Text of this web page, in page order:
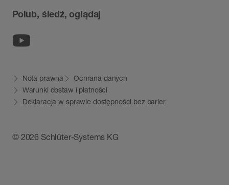
Polub, śledź, oglądaj
© 2026 Schlüter-Systems KG
Nota prawna
Ochrana danych
Warunki dostaw i płatności
Deklaracja w sprawie dostępności bez barier